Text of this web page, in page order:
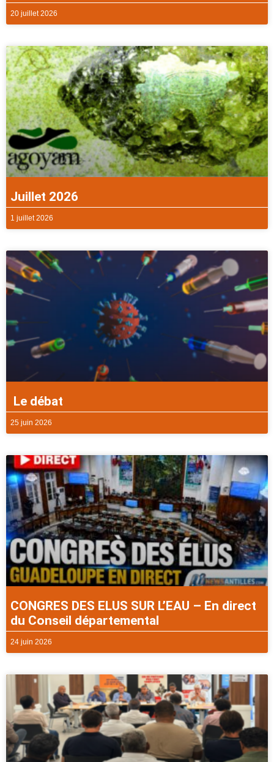
20 juillet 2026
Juillet 2026
1 juillet 2026
Le débat
25 juin 2026
CONGRES DES ELUS SUR L’EAU – En direct
du Conseil départemental
24 juin 2026